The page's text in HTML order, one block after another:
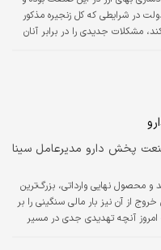
در شرایطی که کل زنجیره مذکور
مشکلات جدیدی را در برابر آنان
پخش دارو مدیرعامل سینا
تولید و محصول نهایی وارداتی، بزرگ‌ترین
از آن نیز بار مالی سنگینی را بر
آنچه تهدیدی جدی در مسیر